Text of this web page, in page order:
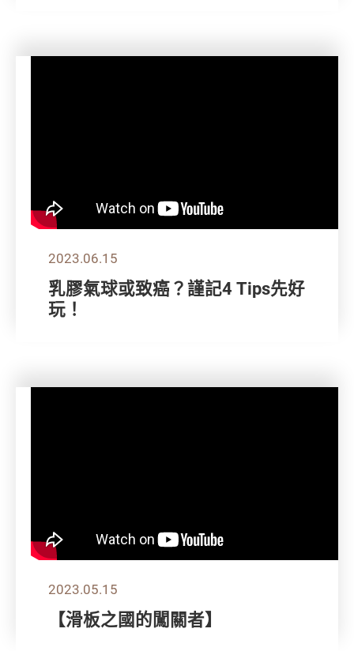
2023.06.15
乳膠氣球或致癌？謹記4 Tips先好
玩！
2023.05.15
【滑板之國的闖關者】